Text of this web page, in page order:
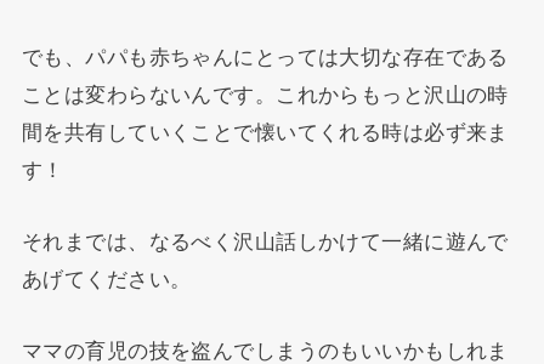
でも、パパも赤ちゃんにとっては大切な存在である
ことは変わらないんです。これからもっと沢山の時
間を共有していくことで懐いてくれる時は必ず来ま
す！
それまでは、なるべく沢山話しかけて一緒に遊んで
あげてください。
ママの育児の技を盗んでしまうのもいいかもしれま